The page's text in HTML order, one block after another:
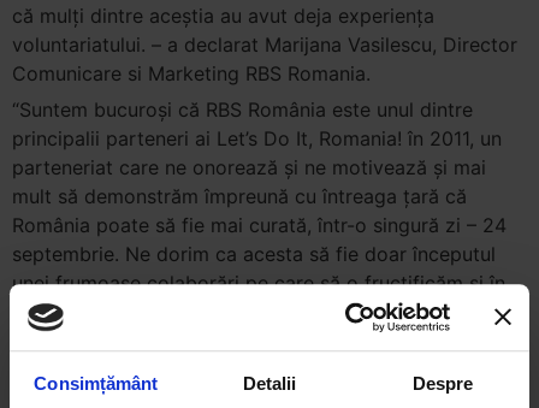
Consimțământ Detalii Despre
că mulţi dintre aceştia au avut deja experienţa
voluntariatului. – a declarat Marijana Vasilescu, Director
Comunicare si Marketing RBS Romania.
“Suntem bucuroşi că RBS România este unul dintre
principalii parteneri ai Let’s Do It, Romania! în 2011, un
parteneriat care ne onorează şi ne motivează şi mai
mult să demonstrăm împreună cu întreaga ţară că
România poate să fie mai curată, într-o singură zi – 24
septembrie. Ne dorim ca acesta să fie doar începutul
unei frumoase colaborări pe care să o fructificăm şi în
cazul unor proiecte viitoare marca Let’s Do It, Romania!”,